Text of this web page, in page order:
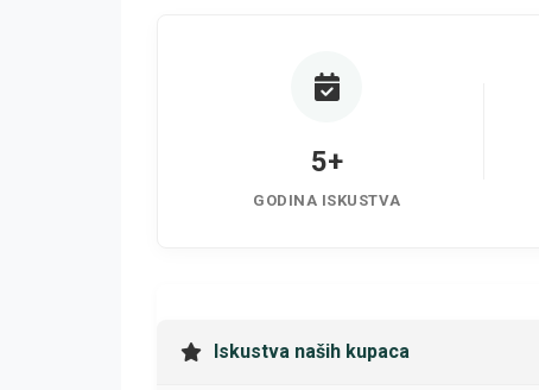
5+
GODINA ISKUSTVA
Iskustva naših kupaca